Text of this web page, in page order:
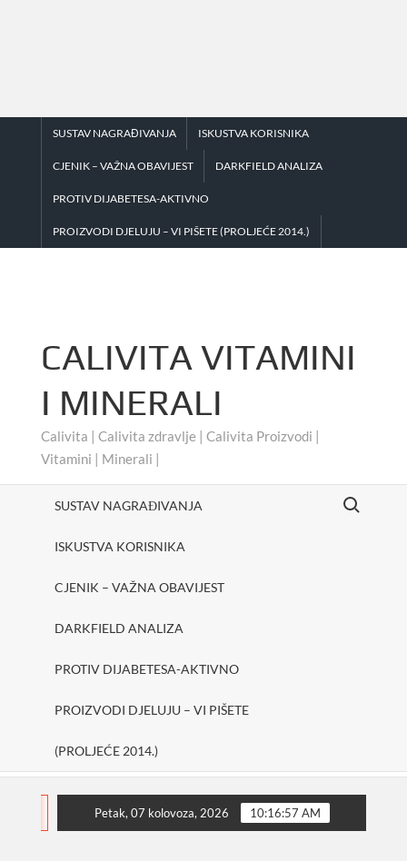
SUSTAV NAGRAĐIVANJA ISKUSTVA KORISNIKA
CJENIK – VAŽNA OBAVIJEST DARKFIELD ANALIZA
PROTIV DIJABETESA-AKTIVNO
PROIZVODI DJELUJU – VI PIŠETE (PROLJEĆE 2014.)
CALIVITA VITAMINI
I MINERALI
Calivita | Calivita zdravlje | Calivita Proizvodi |
Vitamini | Minerali |
SUSTAV NAGRAĐIVANJA
ISKUSTVA KORISNIKA
CJENIK – VAŽNA OBAVIJEST
DARKFIELD ANALIZA
PROTIV DIJABETESA-AKTIVNO
PROIZVODI DJELUJU – VI PIŠETE
(PROLJEĆE 2014.)
Search for:
SHAKE ONE PURE Protiv
Petak, 07 kolovoza, 2026 10:16:58 AM